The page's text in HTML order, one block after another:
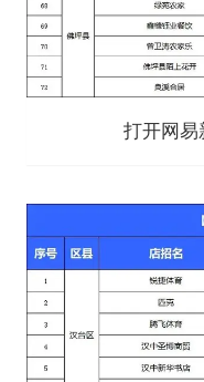
打开网易